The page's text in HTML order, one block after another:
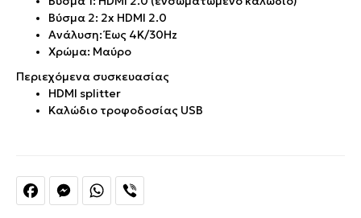
FacebookMessengerWhatsApp
Βύσμα 2: 2x HDMI 2.0
Ανάλυση: Έως 4K/30Hz
Χρώμα: Μαύρο
Περιεχόμενα συσκευασίας
HDMI splitter
Καλώδιο τροφοδοσίας USB